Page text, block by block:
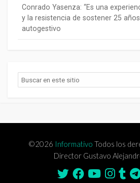
Conrado Yasenza: “Es una
y la resistencia de sostener 25
autogestivo
Buscar
©2026 Informativo Todos los
Director Gustavo
TwitterFacebook
Youtube